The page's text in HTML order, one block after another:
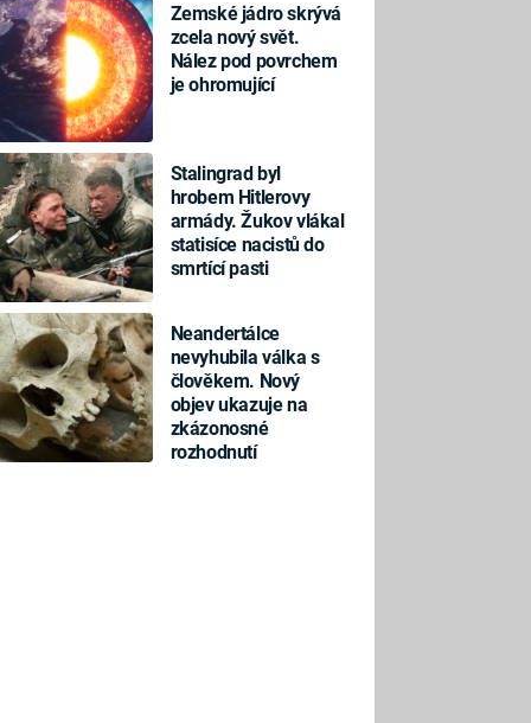
Zemské jádro skrývá
zcela nový svět.
Nález pod povrchem
je ohromující
Stalingrad byl
hrobem Hitlerovy
armády. Žukov vlákal
statisíce nacistů do
smrtící pasti
Neandertálce
nevyhubila válka s
člověkem. Nový
objev ukazuje na
zkázonosné
rozhodnutí